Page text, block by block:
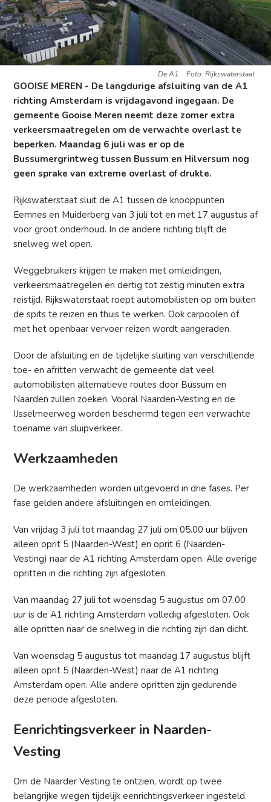
De A1 Foto: Rijkswaterstaat
GOOISE MEREN - De langdurige afsluiting van de A1
richting Amsterdam is vrijdagavond ingegaan. De
gemeente Gooise Meren neemt deze zomer extra
verkeersmaatregelen om de verwachte overlast te
beperken. Maandag 6 juli was er op de
Bussumergrintweg tussen Bussum en Hilversum nog
geen sprake van extreme overlast of drukte.
Rijkswaterstaat sluit de A1 tussen de knooppunten
Eemnes en Muiderberg van 3 juli tot en met 17 augustus af
voor groot onderhoud. In de andere richting blijft de
snelweg wel open.
Weggebruikers krijgen te maken met omleidingen,
verkeersmaatregelen en dertig tot zestig minuten extra
reistijd. Rijkswaterstaat roept automobilisten op om buiten
de spits te reizen en thuis te werken. Ook carpoolen of
met het openbaar vervoer reizen wordt aangeraden.
Door de afsluiting en de tijdelijke sluiting van verschillende
toe- en afritten verwacht de gemeente dat veel
automobilisten alternatieve routes door Bussum en
Naarden zullen zoeken. Vooral Naarden-Vesting en de
IJsselmeerweg worden beschermd tegen een verwachte
toename van sluipverkeer.
Werkzaamheden
De werkzaamheden worden uitgevoerd in drie fases. Per
fase gelden andere afsluitingen en omleidingen.
Van vrijdag 3 juli tot maandag 27 juli om 05.00 uur blijven
alleen oprit 5 (Naarden-West) en oprit 6 (Naarden-
Vesting) naar de A1 richting Amsterdam open. Alle overige
opritten in die richting zijn afgesloten.
Van maandag 27 juli tot woensdag 5 augustus om 07.00
uur is de A1 richting Amsterdam volledig afgesloten. Ook
alle opritten naar de snelweg in die richting zijn dan dicht.
Van woensdag 5 augustus tot maandag 17 augustus blijft
alleen oprit 5 (Naarden-West) naar de A1 richting
Amsterdam open. Alle andere opritten zijn gedurende
deze periode afgesloten.
Eenrichtingsverkeer in Naarden-
Vesting
Om de Naarder Vesting te ontzien, wordt op twee
belangrijke wegen tijdelijk eenrichtingsverkeer ingesteld.